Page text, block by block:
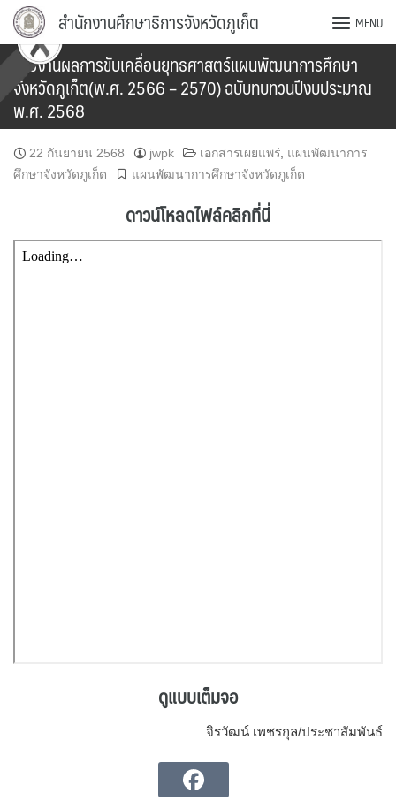
Skip
content
สำนักงานศึกษาธิการจังหวัดภูเก็ต MENU
รายงานผลการขับเคลื่อนยุทธศาสตร์แผนพัฒนาการศึกษา
จังหวัดภูเก็ต(พ.ศ. 2566 – 2570) ฉบับทบทวนปีงบประมาณ
พ.ศ. 2568
22 กันยายน 2568 jwpk เอกสารเผยแพร่ แผนพัฒนาการ
ศึกษาจังหวัดภูเก็ต
แผนพัฒนาการศึกษาจังหวัดภูเก็ต
ดาวน์โหลดไฟล์คลิกที่นี่
ดูแบบเต็มจอ
จิรวัฒน์ เพชรกุล/ประชาสัมพันธ์